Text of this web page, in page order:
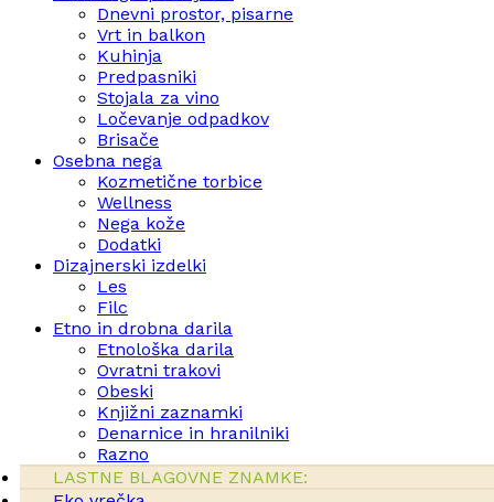
Dnevni prostor, pisarne
Vrt in balkon
Kuhinja
Predpasniki
Stojala za vino
Ločevanje odpadkov
Brisače
Osebna nega
Kozmetične torbice
Wellness
Nega kože
Dodatki
Dizajnerski izdelki
Les
Filc
Etno in drobna darila
Etnološka darila
Ovratni trakovi
Obeski
Knjižni zaznamki
Denarnice in hranilniki
Razno
LASTNE BLAGOVNE ZNAMKE: